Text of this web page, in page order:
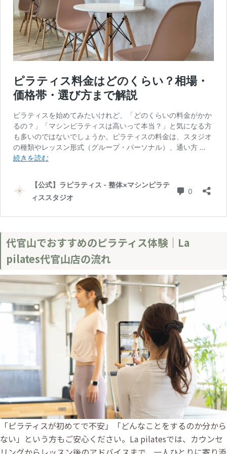
代官山でおすすめのピラティス体験｜La
pilates代官山店の流れ
「ピラティスが初めてで不安」「どんなことをするのか分から
ない」という方もご安心ください。La pilatesでは、カウンセ